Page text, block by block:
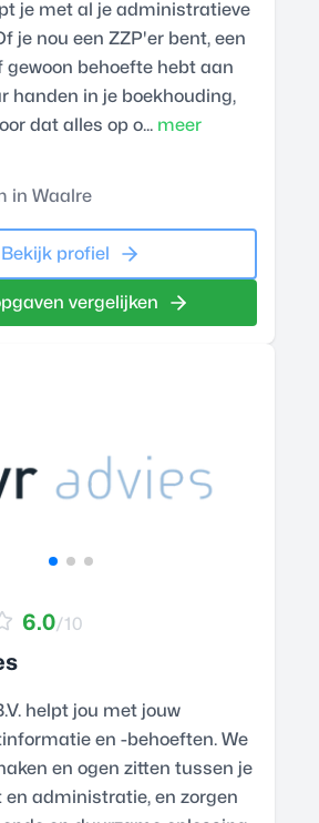
je met al je administratieve
je nou een ZZP'er bent, een
gewoon behoefte hebt aan
handen in je boekhouding,
dat alles op o... meer
in Waalre
Bekijk profiel
vergelijken
6.0/10
helpt jou met jouw
en -behoeften. We
en ogen zitten tussen je
administratie, en zorgen